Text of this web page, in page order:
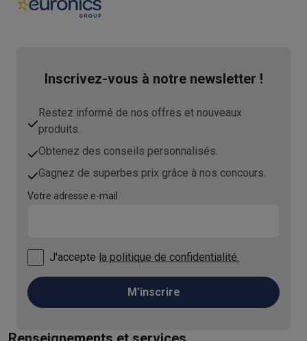
Inscrivez-vous à notre newsletter !
Restez informé de nos offres et nouveaux
produits.
Obtenez des conseils personnalisés.
Gagnez de superbes prix grâce à nos concours.
Votre adresse e-mail
J'accepte la politique de confidentialité.
M'inscrire